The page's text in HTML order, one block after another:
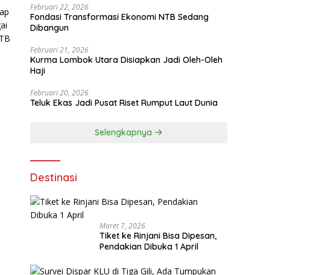
Februari 22, 2026
Fondasi Transformasi Ekonomi NTB Sedang
Dibangun
Februari 21, 2026
Kurma Lombok Utara Disiapkan Jadi Oleh-Oleh
Haji
Februari 20, 2026
Teluk Ekas Jadi Pusat Riset Rumput Laut Dunia
Selengkapnya
Destinasi
Maret 7, 2026
Tiket ke Rinjani Bisa Dipesan,
Pendakian Dibuka 1 April